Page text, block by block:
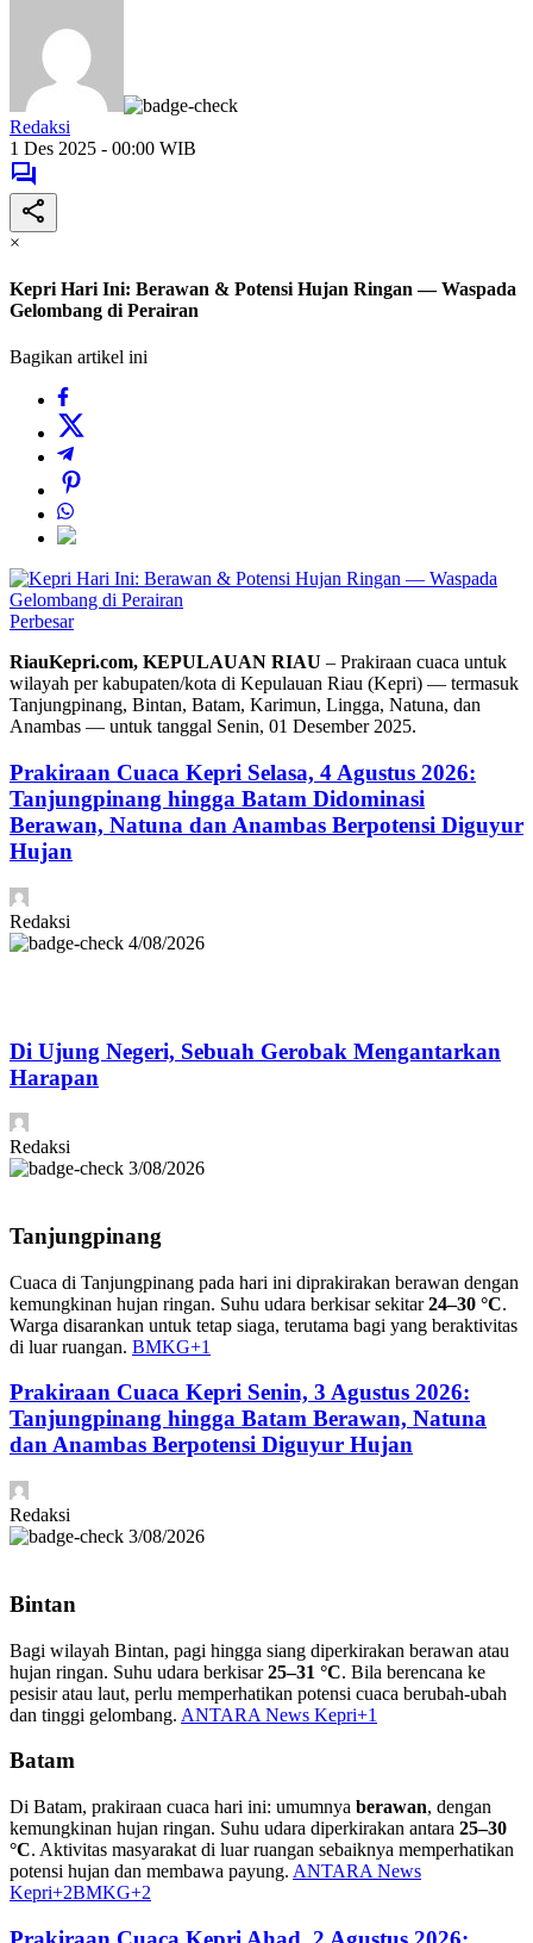
Redaksi
1 Des 2025 - 00:00 WIB
×
Kepri Hari Ini: Berawan & Potensi Hujan Ringan — Waspada
Gelombang di Perairan
Bagikan artikel ini
Perbesar
RiauKepri.com, KEPULAUAN RIAU – Prakiraan cuaca untuk
wilayah per kabupaten/kota di Kepulauan Riau (Kepri) — termasuk
Tanjungpinang, Bintan, Batam, Karimun, Lingga, Natuna, dan
Anambas — untuk tanggal Senin, 01 Desember 2025.
Prakiraan Cuaca Kepri Selasa, 4 Agustus 2026:
Tanjungpinang hingga Batam Didominasi
Berawan, Natuna dan Anambas Berpotensi Diguyur
Hujan
Redaksi
4/08/2026
Di Ujung Negeri, Sebuah Gerobak Mengantarkan
Harapan
Redaksi
3/08/2026
Tanjungpinang
Cuaca di Tanjungpinang pada hari ini diprakirakan berawan dengan
kemungkinan hujan ringan. Suhu udara berkisar sekitar24–30 °C.
Warga disarankan untuk tetap siaga, terutama bagi yang beraktivitas
di luar ruangan. BMKG+1
Prakiraan Cuaca Kepri Senin, 3 Agustus 2026:
Tanjungpinang hingga Batam Berawan, Natuna
dan Anambas Berpotensi Diguyur Hujan
Redaksi
3/08/2026
Bintan
Bagi wilayah Bintan, pagi hingga siang diperkirakan berawan atau
hujan ringan. Suhu udara berkisar25–31 °C. Bila berencana ke
pesisir atau laut, perlu memperhatikan potensi cuaca berubah-ubah
dan tinggi gelombang. ANTARA News Kepri+1
Batam
Di Batam, prakiraan cuaca hari ini: umumnya berawan, dengan
kemungkinan hujan ringan. Suhu udara diperkirakan antara 25–30
°C. Aktivitas masyarakat di luar ruangan sebaiknya memperhatikan
potensi hujan dan membawa payung. ANTARA News
Kepri+2BMKG+2